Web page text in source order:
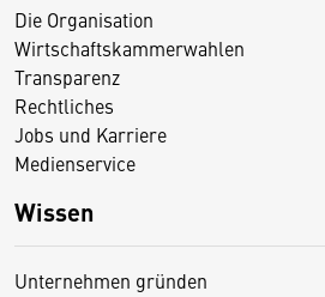
Die Organisation
Wirtschaftskammerwahlen
Transparenz
Rechtliches
Jobs und Karriere
Medienservice
Wissen
Unternehmen gründen